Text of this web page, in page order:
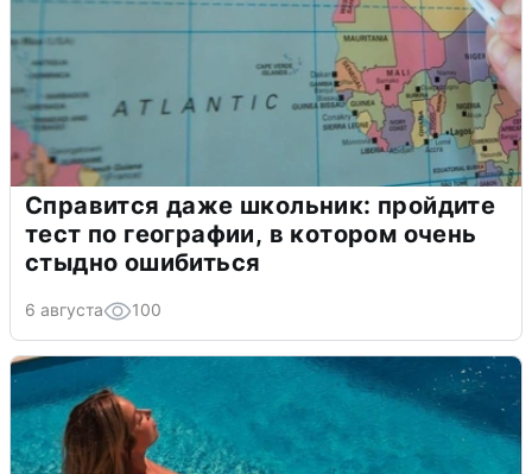
Справится даже школьник: пройдите
тест по географии, в котором очень
стыдно ошибиться
6 августа 100